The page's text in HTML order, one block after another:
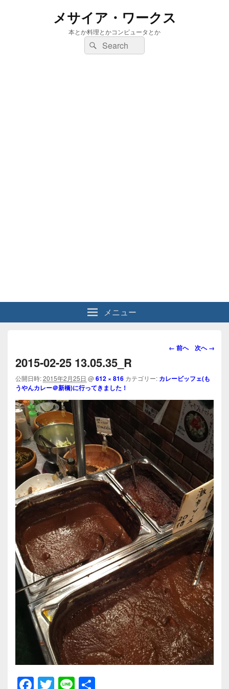
メサイア・ワークス
本とか料理とかコンピュータとか
検
索:
検
索
メニュー
画
ビ
ー
ン
← 前へ 次へ →
2015-02-25 13.05.35_R
公開日時:2015年2月25日 @612 × 816 カテゴリー: カレービッフェ(も
うやんカレー＠新橋)に行ってきました！